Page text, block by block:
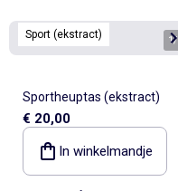
Sport (ekstract) 1/
Sportheuptas (ekstract)
€ 20,00
In winkelmandje